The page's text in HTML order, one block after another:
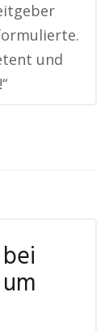
und